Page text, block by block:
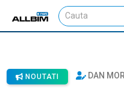
NOUTATI DAN